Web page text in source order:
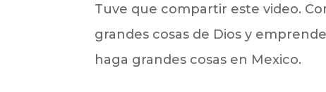
Tuve que compartir este video.
grandes cosas de Dios y
haga grandes cosas en Mexico.